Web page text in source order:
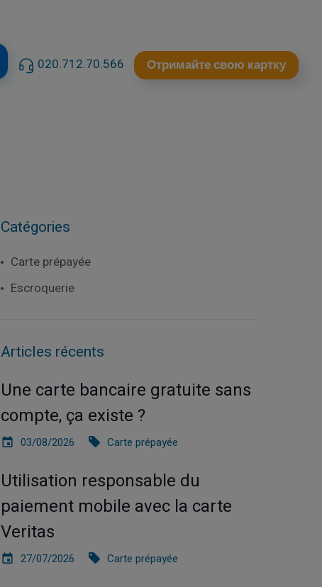
020.712.70.566 Отримайте свою картку
Catégories
Carte prépayée
Escroquerie
Articles récents
Une carte bancaire gratuite sans
compte, ça existe ?
03/08/2026 Carte prépayée
Utilisation responsable du
paiement mobile avec la carte
Veritas
27/07/2026 Carte prépayée